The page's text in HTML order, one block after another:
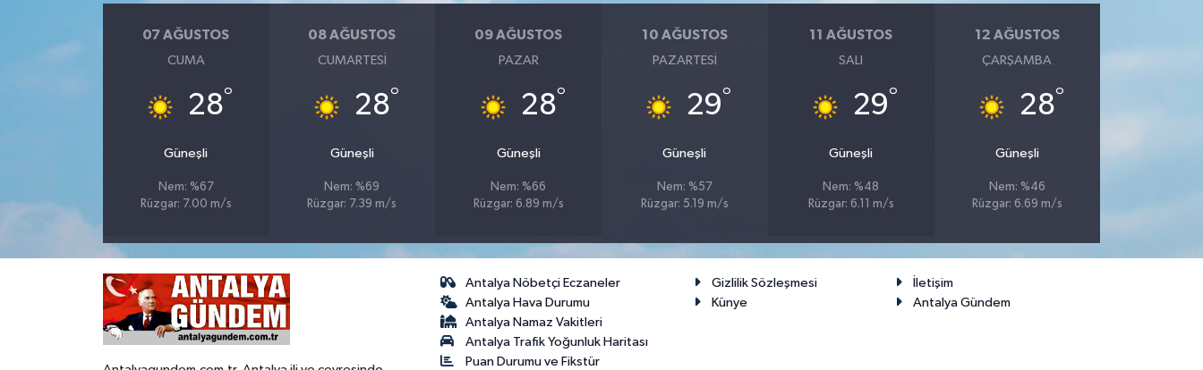
07 AĞUSTOS
CUMA
28°
Güneşli
Nem: %67
Rüzgar: 7.00 m/s
08 AĞUSTOS
CUMARTESI
28°
Güneşli
Nem: %69
Rüzgar: 7.39 m/s
09 AĞUSTOS
PAZAR
28°
Güneşli
Nem: %66
Rüzgar: 6.89 m/s
10 AĞUSTOS
PAZARTESI
29°
Güneşli
Nem: %57
Rüzgar: 5.19 m/s
11 AĞUSTOS
SALI
29°
Güneşli
Nem: %48
Rüzgar: 6.11 m/s
12 AĞUSTOS
ÇARŞAMBA
28°
Güneşli
Nem: %46
Rüzgar: 6.69 m/s
Antalya Nöbetçi Eczaneler
Antalya Hava Durumu
Antalya Namaz Vakitleri
Antalya Trafik Yoğunluk Haritası
Puan Durumu ve Fikstür
Gizlilik Sözleşmesi
İletişim
Künye
Antalya Gündem